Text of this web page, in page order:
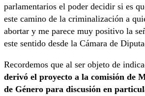
parlamentarios el poder decidir si es
este camino de la criminalización a
abortar y me parece muy positivo la
este sentido desde la Cámara de
Recordemos que al ser objeto de
derivó el proyecto a la comisión de
de Género para discusión en